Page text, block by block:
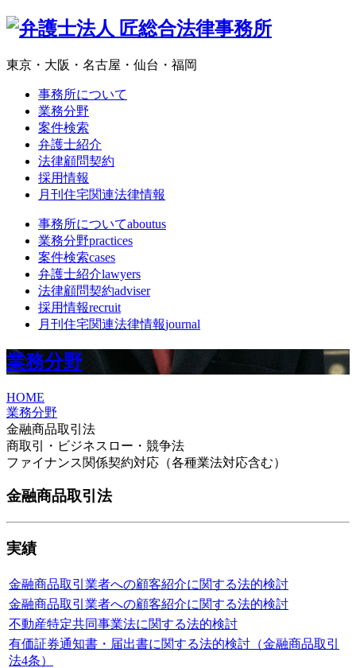
東京・大阪・名古屋・仙台・福岡
事務所について
業務分野
案件検索
弁護士紹介
法律顧問契約
採用情報
月刊住宅関連法律情報
事務所についてaboutus
業務分野practices
案件検索cases
弁護士紹介lawyers
法律顧問契約adviser
採用情報recruit
月刊住宅関連法律情報journal
業務分野
HOME
業務分野
金融商品取引法
商取引・ビジネスロー・競争法
ファイナンス関係契約対応（各種業法対応含む）
金融商品取引法
実績
金融商品取引業者への顧客紹介に関する法的検討
金融商品取引業者への顧客紹介に関する法的検討
不動産特定共同事業法に関する法的検討
有価証券通知書・届出書に関する法的検討（金融商品取引
法4条）